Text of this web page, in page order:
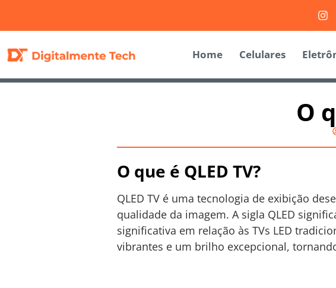
Home Celulares
O
O que é QLED TV?
QLED TV é uma tecnologia de exibição
qualidade da imagem. A sigla QLED
significativa em relação às TVs LED
vibrantes e um brilho excepcional,